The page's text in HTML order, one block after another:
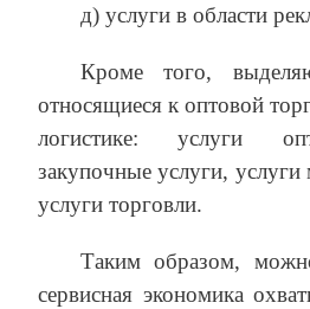
д) услуги в области
Кроме того,
относящиеся к оптовой
логистике: услуги
закупочные услуги, услуги
услуги торговли.
Таким образом,
сервисная экономика